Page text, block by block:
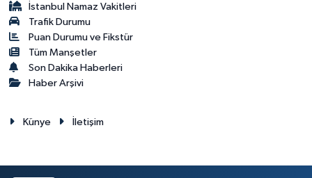
İstanbul Namaz Vakitleri
Trafik Durumu
Puan Durumu ve Fikstür
Tüm Manşetler
Son Dakika Haberleri
Haber Arşivi
Künye İletişim